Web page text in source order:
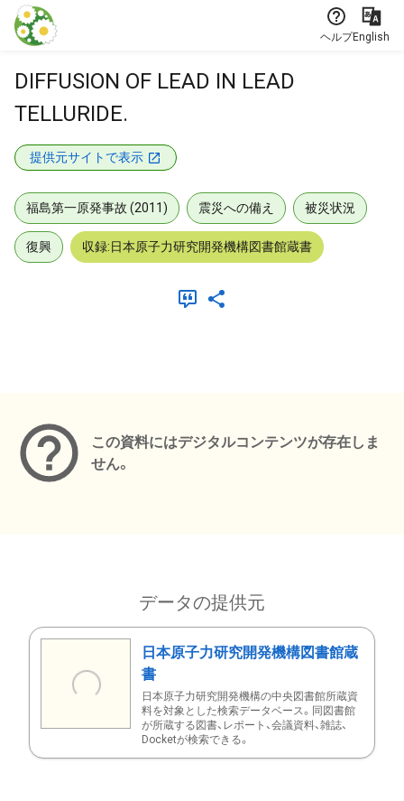
本文に飛ぶ
ヘルプEnglish
DIFFUSION OF LEAD IN LEAD
TELLURIDE.
提供元サイトで表示
福島第一原発事故 (2011) 震災への備え 被災状況
復興 収録:日本原子力研究開発機構図書館蔵書
この資料にはデジタルコンテンツが存在しま
せん。
データの提供元
日本原子力研究開発機構図書館蔵
書
日本原子力研究開発機構の中央図書館所蔵資
料を対象とした検索データベース。同図書館
が所蔵する図書、レポート、会議資料、雑誌、
Docketが検索できる。